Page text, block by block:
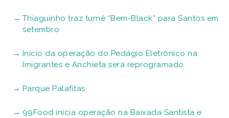
Thiaguinho traz turnê “Bem-Black” para Santos em
setembro
Início da operação do Pedágio Eletrônico na
Imigrantes e Anchieta será reprogramado
Parque Palafitas
99Food inicia operação na Baixada Santista e